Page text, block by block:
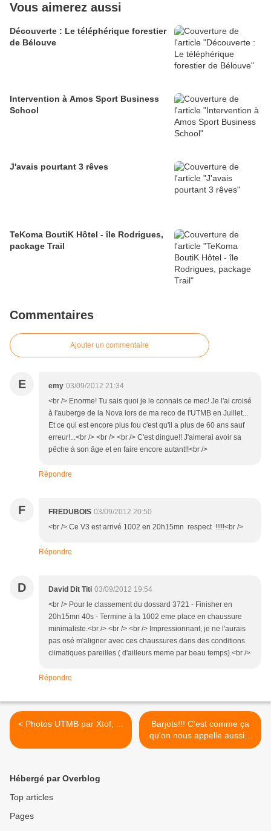
Vous aimerez aussi
Découverte : Le téléphérique forestier
de Bélouve
Intervention à Amos Sport Business
School
J'avais pourtant 3 rêves
TeKoma BoutiK Hôtel - île Rodrigues,
package Trail
Commentaires
Ajouter un commentaire
E emy 03/09/2012 21:34
<br /> Enorme! Tu sais quoi je le connais ce mec! Je l'ai croisé
à l'auberge de la Nova lors de ma reco de l'UTMB en Juillet...
Et ce qui est encore plus fou c'est qu'il a plus de 60 ans sauf
erreur!...<br /> <br /> <br /> C'est dingue!! J'aimerai avoir sa
pêche à son âge et en faire encore autant!!<br />
Répondre
F FREDUBOIS 03/09/2012 20:50
<br /> Ce V3 est arrivé 1002 en 20h15mn respect !!!!!<br />
Répondre
D David Dit Titi 03/09/2012 19:54
<br /> Pour le classement du dossard 3721 - Finisher en
20h15mn 40s - Termine à la 1002 eme place en chaussure
minimaliste.<br /> <br /> <br /> Impressionnant, je ne l'aurais
pas osé m'aligner avec ces chaussures dans des conditions
climatiques pareilles ( d'ailleurs meme par beau temps).<br />
Répondre
< Photos UTMB par Xtof, ...
Barjots!!! C'est comme ça
qu'on nous appelle aussi...
>
Hébergé par Overblog
Top articles
Pages